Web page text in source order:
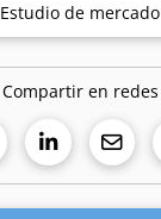
Estudio de mercado
Compartir en redes